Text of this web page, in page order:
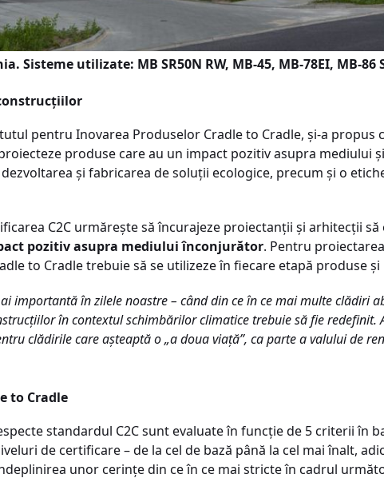
Sisteme utilizate: MB SR50N RW, MB-45, MB-78EI, MB-86
pentru Inovarea Produselor Cradle to Cradle, și-a propus
produse care au un impact pozitiv asupra mediului
și fabricarea de soluții ecologice, precum și o
C2C urmărește să încurajeze proiectanții și arhitecții să
pozitiv asupra mediului înconjurător. Pentru
to Cradle trebuie să se utilizeze în fiecare etapă produse și
importantă în zilele noastre – când din ce în ce mai multe clădiri
în contextul schimbărilor climatice trebuie să fie redefinit.
clădirile care așteaptă o „a doua viață”, ca parte a valului de
to Cradle
standardul C2C sunt evaluate în funcție de 5 criterii în
de certificare – de la cel de bază până la cel mai înalt,
unor cerințe din ce în ce mai stricte în cadrul